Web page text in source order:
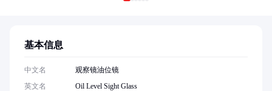
基本信息
中文名
观察镜油位镜
英文名
Oil Level Sight Glass